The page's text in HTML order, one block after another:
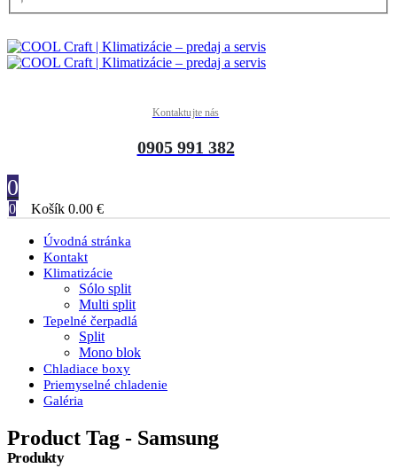
Kontaktujte nás
0905 991 382
0
0 Košík 0.00 €
Úvodná stránka
Kontakt
Klimatizácie
Sólo split
Multi split
Tepelné čerpadlá
Split
Mono blok
Chladiace boxy
Priemyselné chladenie
Galéria
Product Tag - Samsung
Produkty